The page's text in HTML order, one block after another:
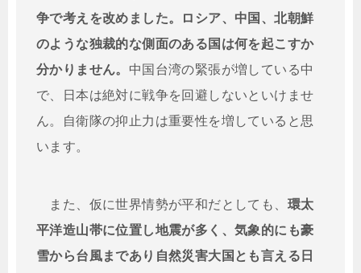
争で考えを改めました。ロシア、中国、北朝鮮
のような独裁的な側面のある国は何を起こすか
分かりません。 中国台湾の緊張が増している中
で、日本は絶対に戦争を回避しないといけませ
ん。自衛隊の抑止力は重要性を増していると思
います。
また、仮に世界情勢が平和だとしても、 環太
平洋造山帯に位置し地震が多く、気象的にも豪
雪から台風まであり自然災害大国とも言える日